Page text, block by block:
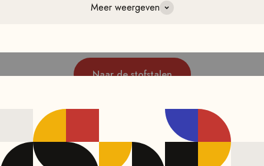
Meer weergeven
Naar de stofstalen